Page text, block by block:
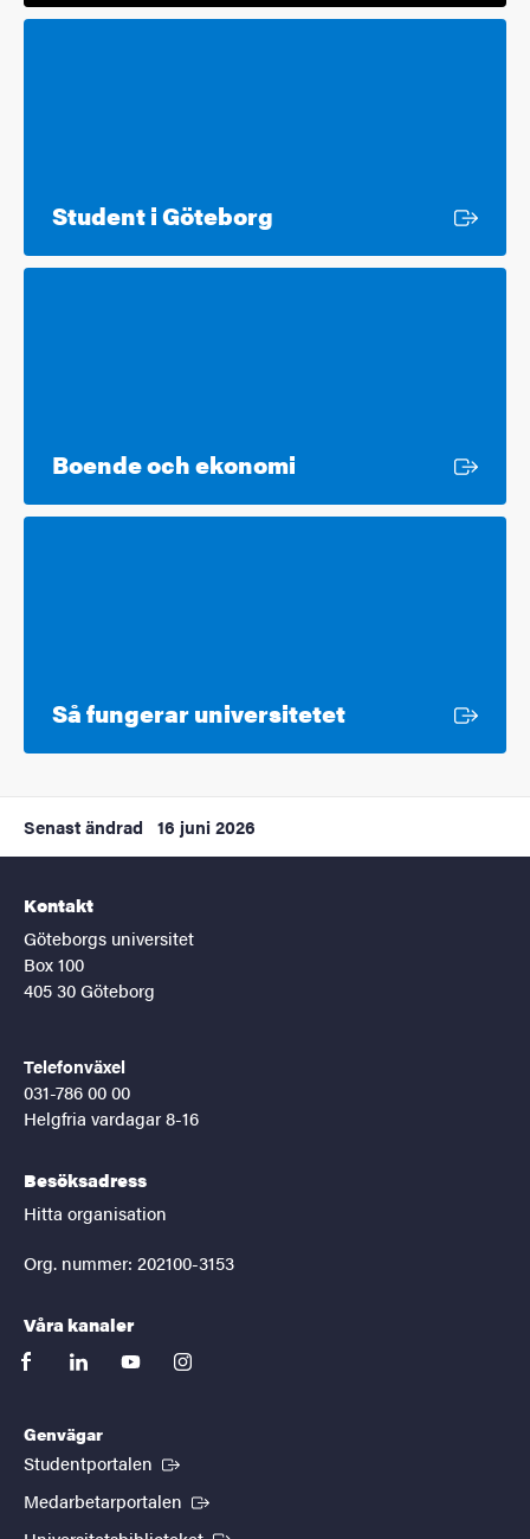
Student i Göteborg
Boende och ekonomi
Så fungerar universitetetExtern länk
Senast ändrad 16 juni 2026
Kontakt
Göteborgs universitet
Box 100
405 30 Göteborg
Telefonväxel
031-786 00 00
Helgfria vardagar 8-16
Besöksadress
Hitta organisation
Org. nummer: 202100-3153
Våra kanaler
facebooklinkedinyoutubeinstagram
Genvägar
Studentportalen (Extern länk)
Medarbetarportalen (Extern länk)